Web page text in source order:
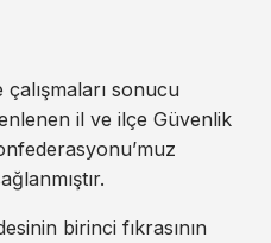
sonucu
il ve ilçe Güvenlik
birinci fıkrasının